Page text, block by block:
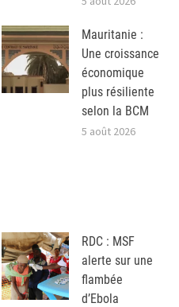
Mauritanie :
Une croissance
économique
plus résiliente
selon la BCM
5 août 2026
RDC : MSF
alerte sur une
flambée
d’Ebola